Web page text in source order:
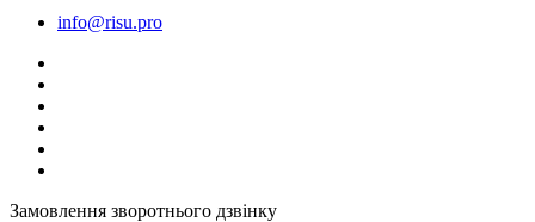
info@risu.pro
Замовлення зворотнього дзвінку